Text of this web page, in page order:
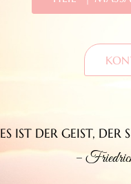
ES IST DER GEIST,
–